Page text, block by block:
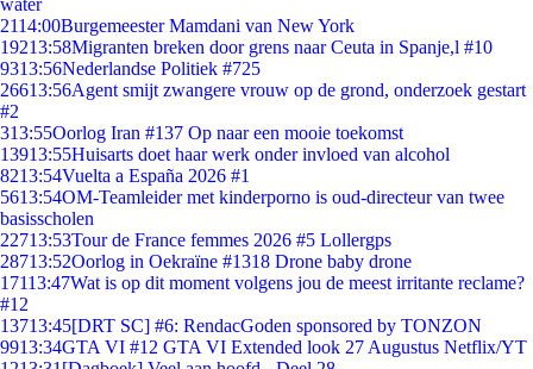
water
2114:00Burgemeester Mamdani van New York
19213:58Migranten breken door grens naar Ceuta in Spanje,l #10
9313:56Nederlandse Politiek #725
26613:56Agent smijt zwangere vrouw op de grond, onderzoek gestart
#2
313:55Oorlog Iran #137 Op naar een mooie toekomst
13913:55Huisarts doet haar werk onder invloed van alcohol
8213:54Vuelta a España 2026 #1
5613:54OM-Teamleider met kinderporno is oud-directeur van twee
basisscholen
22713:53Tour de France femmes 2026 #5 Lollergps
28713:52Oorlog in Oekraïne #1318 Drone baby drone
17113:47Wat is op dit moment volgens jou de meest irritante reclame?
#12
13713:45[DRT SC] #6: RendacGoden sponsored by TONZON
9913:34GTA VI #12 GTA VI Extended look 27 Augustus Netflix/YT